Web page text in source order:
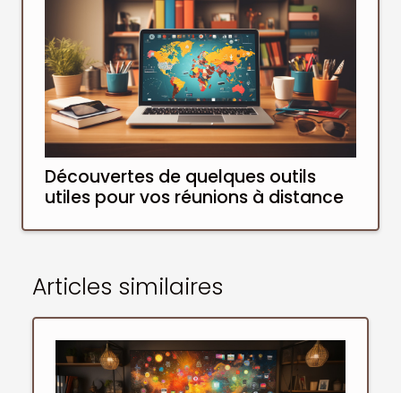
Découvertes de quelques outils
utiles pour vos réunions à distance
Articles similaires